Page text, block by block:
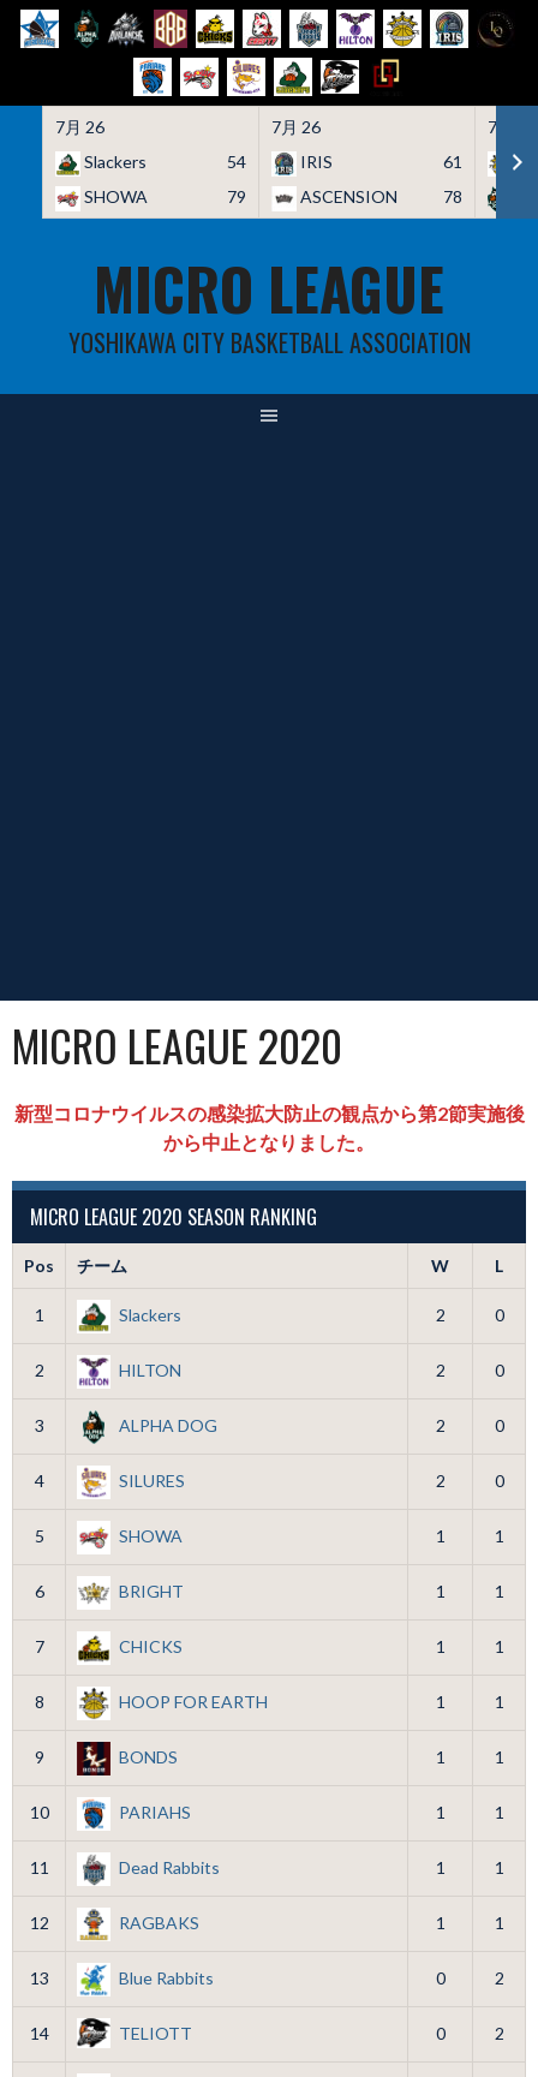
7月 26
Slackers
54
SHOWA
79
7月 26
IRIS
61
ASCENSION
78
7月 26
MICRO LEAGUE
YOSHIKAWA CITY BASKETBALL ASSOCIATION
MICRO LEAGUE 2020
新型コロナウイルスの感染拡大防止の観点から第2節実施後
から中止となりました。
MICRO LEAGUE 2020 SEASON RANKING
Pos チーム W L
1 Slackers 2 0
2 HILTON 2 0
3 ALPHA DOG 2 0
4 SILURES 2 0
5 SHOWA 1 1
6 BRIGHT 1 1
7 CHICKS 1 1
8 HOOP FOR EARTH 1 1
9 BONDS 1 1
10 PARIAHS 1 1
11 Dead Rabbits 1 1
12 RAGBAKS 1 1
13 Blue Rabbits 0 2
14 TELIOTT 0 2